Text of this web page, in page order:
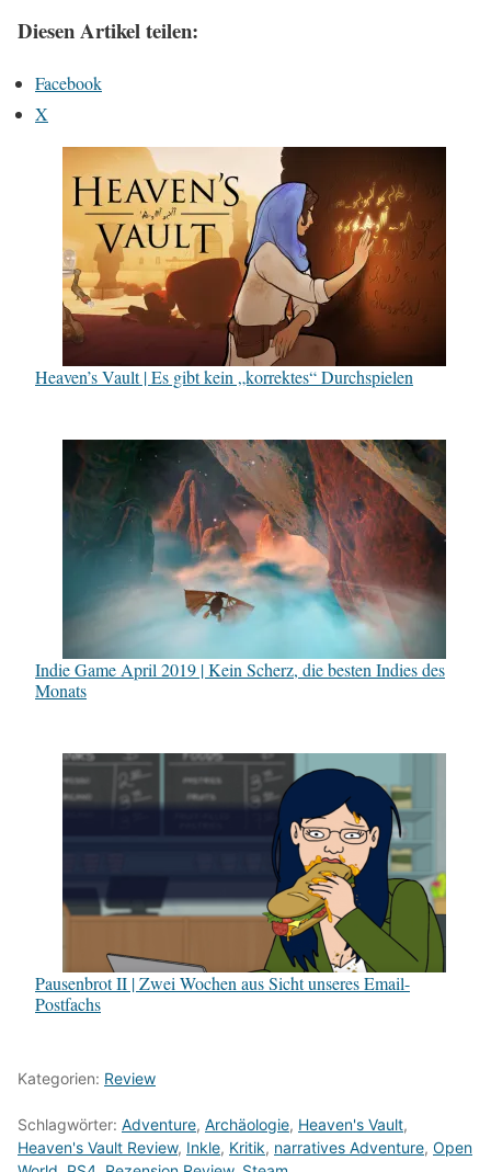
Diesen Artikel teilen:
Facebook
X
Heaven’s Vault | Es gibt kein „korrektes“ Durchspielen
Indie Game April 2019 | Kein Scherz, die besten Indies des
Monats
Pausenbrot II | Zwei Wochen aus Sicht unseres Email-
Postfachs
Kategorien: Review
Schlagwörter: Adventure, Archäologie, Heaven's Vault,
Heaven's Vault Review, Inkle, Kritik, narratives Adventure, Open